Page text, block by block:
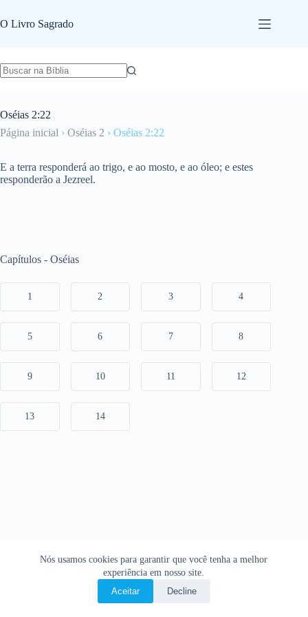
para
o
Nós usamos cookies para garantir que você tenha a melhor
experiência em nosso site.
Aceitar
Decline
O Livro Sagrado
Oséias 2:22
Página inicial › Oséias 2 › Oséias 2:22
E a terra responderá ao trigo, e ao mosto, e ao óleo; e estes
responderão a Jezreel.
Capítulos - Oséias
1 2 3 4
5 6 7 8
9 10 11 12
13 14
Copyright © 2026 • O Livro Sagrado • Bíblia Online •